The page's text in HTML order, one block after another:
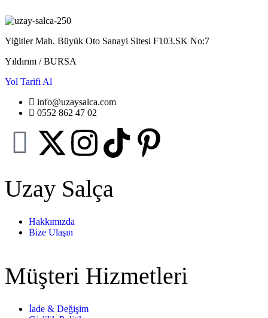
Yiğitler Mah. Büyük Oto Sanayi Sitesi F103.SK No:7
Yıldırım / BURSA
Yol Tarifi Al
info@uzaysalca.com
0552 862 47 02
Uzay Salça
Hakkımızda
Bize Ulaşın
Müşteri Hizmetleri
İade & Değişim